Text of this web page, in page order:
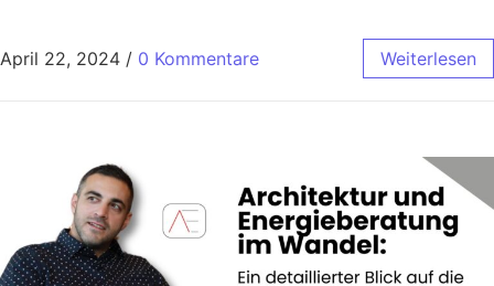
April 22, 2024 / 0 Kommentare Weiterlesen